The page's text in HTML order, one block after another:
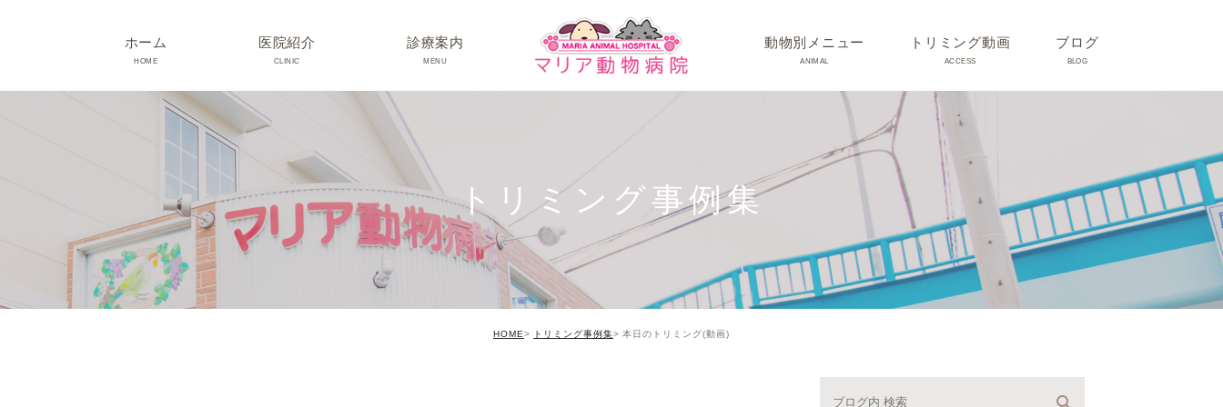
ホーム
HOME
医院紹介
CLINIC
院長･スタッフ紹介
診療時間･アクセス
院内紹介･初診の方へ
医院設備
診療案内
MENU
動物別メニュー
ANIMAL
ネコちゃんの病気
うさぎちゃん･その他動物の病気
トリミング動画
ACCESS
ブログ
BLOG
うさぎ、ハムスター、小鳥、
モルモットなどについて
トリミング事例集
ホリスティック医療
トリミング事例集
HOME トリミング事例集 本日のトリミング(動画)